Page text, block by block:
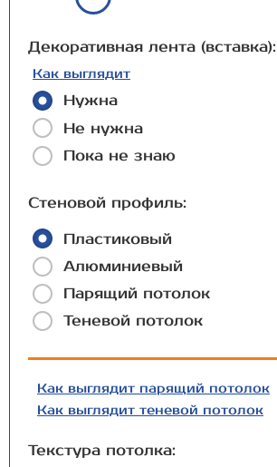
Декоративная лента (вставка):
Как выглядит
Нужна
Не нужна
Пока не знаю
Стеновой профиль:
Пластиковый
Алюминиевый
Парящий потолок
Теневой потолок
Как выглядит парящий потолок
Как выглядит теневой потолок
Текстура потолка: